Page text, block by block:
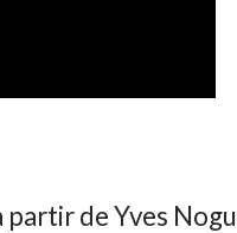
de Yves